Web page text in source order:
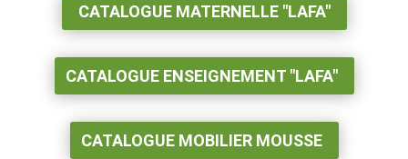
CATALOGUE MATERNELLE "LAFA"
CATALOGUE ENSEIGNEMENT "LAFA"
CATALOGUE MOBILIER MOUSSE